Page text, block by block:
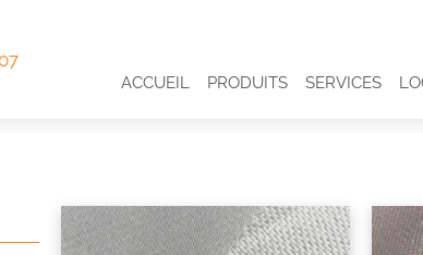
ACCUEIL PRODUITS SERVICES